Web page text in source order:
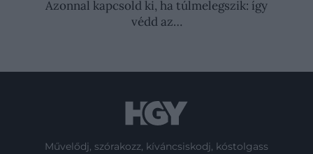
Azonnal kapcsold ki, ha túlmelegszik: így
védd az…
Művelődj, szórakozz, kíváncsiskodj, kóstolgass